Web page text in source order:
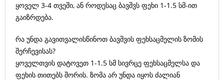
ყოველ 3-4 თვეში, ან როდესაც ბავშვს ფეხი 1-1.5 სმ-ით
გაიზრდება.
რა უნდა გავითვალისწინოთ ბავშვის ფეხსაცმელის ზომის
შერჩევისას?
ყოველთვის დატოვეთ 1-1.5 სმ სივრცე ფეხსაცმელსა და
ფეხის თითებს შორის. ზომა არ უნდა იყოს ძალიან